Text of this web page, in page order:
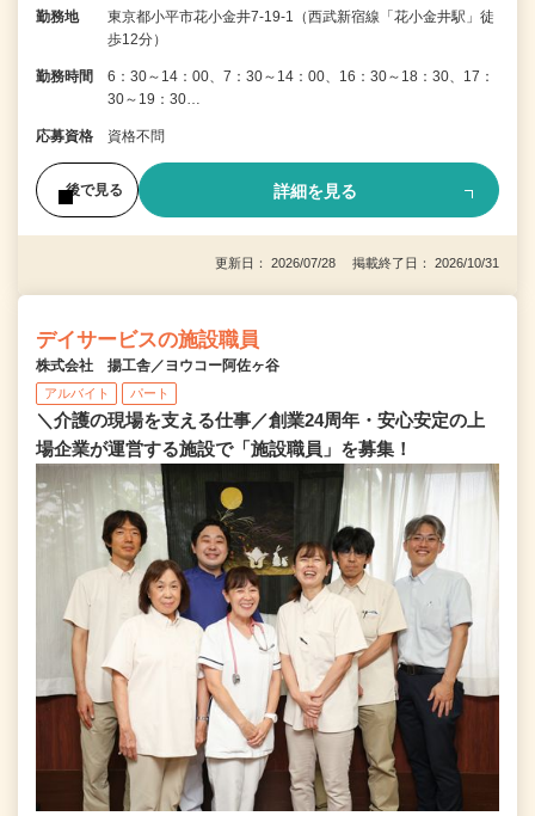
勤務地
東京都小平市花小金井7‐19‐1（西武新宿線「花小金井駅」徒
歩12分）
勤務時間
6：30～14：00、7：30～14：00、16：30～18：30、17：
30～19：30…
応募資格 資格不問
後で見る 詳細を見る
更新日： 2026/07/28 掲載終了日： 2026/10/31
デイサービスの施設職員
株式会社 揚工舎／ヨウコー阿佐ヶ谷
アルバイト パート
＼介護の現場を支える仕事／創業24周年・安心安定の上
場企業が運営する施設で「施設職員」を募集！